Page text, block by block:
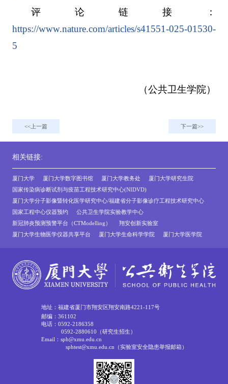
评论链接：
https://www.nature.com/articles/s41551-025-01530-
5
（公共卫生学院）
上一篇 下一篇
相关链接:
厦门大学 厦门大学数字图书馆 厦门大学教务处
厦门大学研究生院
国家传染病诊断试剂与疫苗工程技术研究中心(NIDVD)
厦门大学分子影像暨转化医学研究中心/福建省分子影像诊疗工程技术研究中心
国家工程中心仪器预约
公共卫生学院实验教学中心
新冠肺炎预测预警平台（CTModelling）
翔安创新实验室
厦门大学生物医学仪器共享平台
厦门大学生命科学学院 厦门大学医学院
地址：福建省厦门市翔安区翔安南路4221-117号
邮编：361102
电话：0592-2186358
0592-2880610（研究生招生）
Email：sph@xmu.edu.cn
sphtest@xmu.edu.cn（实验室安全隐患举报邮箱）